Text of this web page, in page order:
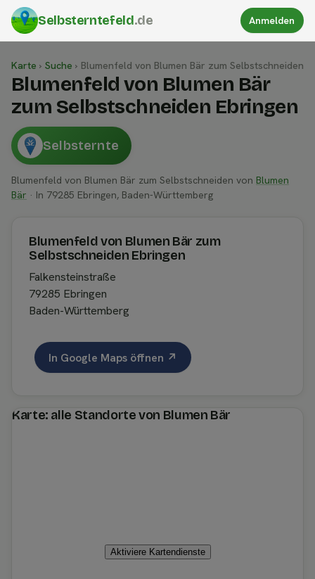
Selbsterntefeld.de Anmelden
Karte › Suche › Blumenfeld von Blumen Bär zum Selbstschneiden
Blumenfeld von Blumen Bär
zum Selbstschneiden Ebringen
Selbsternte
Blumenfeld von Blumen Bär zum Selbstschneiden von Blumen
Bär · In 79285 Ebringen, Baden-Württemberg
Blumenfeld von Blumen Bär zum
Selbstschneiden Ebringen
Falkensteinstraße
79285 Ebringen
Baden-Württemberg
In Google Maps öffnen ↗
Karte: alle Standorte von Blumen Bär
Aktiviere Kartendienste